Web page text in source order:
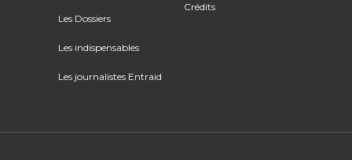
Les Dossiers
Les indispensables
Les journalistes Entraid
Crédits